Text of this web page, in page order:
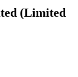
(Limited